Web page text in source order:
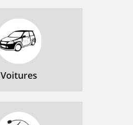
Voitures